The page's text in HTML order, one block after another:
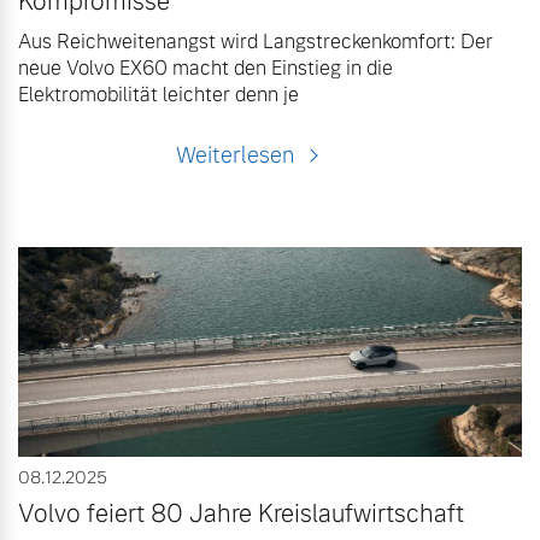
Aus Reichweitenangst wird Langstreckenkomfort: Der
neue Volvo EX60 macht den Einstieg in die
Elektromobilität leichter denn je
Weiterlesen
08.12.2025
Volvo feiert 80 Jahre Kreislaufwirtschaft